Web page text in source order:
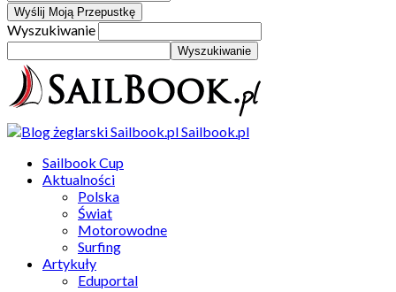
Wyszukiwanie
Sailbook.pl
Sailbook Cup
Aktualności
Polska
Świat
Motorowodne
Surfing
Artykuły
Eduportal